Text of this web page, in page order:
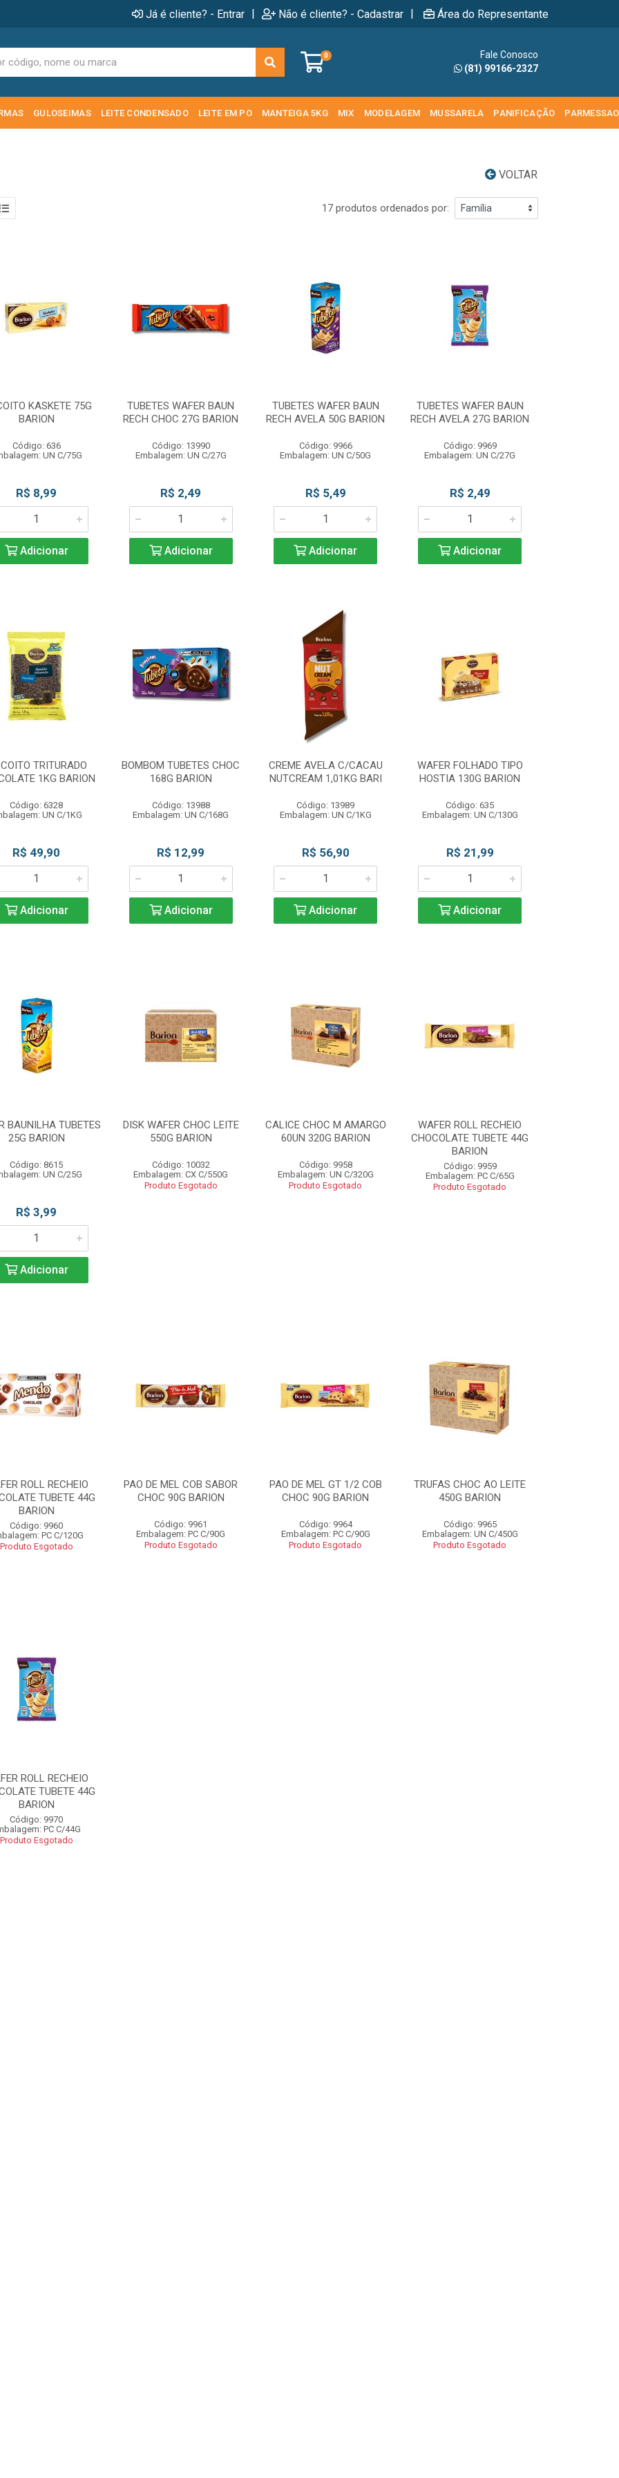
Já é cliente? - Entrar | Não é cliente? - Cadastrar | Área do Representante
0
Fale Conosco
(81) 99166-2327
GULOSEIMAS LEITE CONDENSADO LEITE EM PO MANTEIGA 5KG MIX MODELAGEM MUSSARELA PANIFICAÇÃO PARMESSAO
VOLTAR
17 produtos ordenados por:
KASKETE 75G
BARION
Código: 636
UN C/75G
R$ 8,99
Adicionar
TUBETES WAFER BAUN
RECH CHOC 27G BARION
Código: 13990
Embalagem: UN C/27G
R$ 2,49
Adicionar
TUBETES WAFER BAUN
RECH AVELA 50G BARION
Código: 9966
Embalagem: UN C/50G
R$ 5,49
Adicionar
TUBETES WAFER BAUN
RECH AVELA 27G BARION
Código: 9969
Embalagem: UN C/27G
R$ 2,49
Adicionar
TRITURADO
1KG BARION
Código: 6328
UN C/1KG
R$ 49,90
Adicionar
BOMBOM TUBETES CHOC
168G BARION
Código: 13988
Embalagem: UN C/168G
R$ 12,99
Adicionar
CREME AVELA C/CACAU
NUTCREAM 1,01KG BARI
Código: 13989
Embalagem: UN C/1KG
R$ 56,90
Adicionar
WAFER FOLHADO TIPO
HOSTIA 130G BARION
Código: 635
Embalagem: UN C/130G
R$ 21,99
Adicionar
BAUNILHA TUBETES
25G BARION
Código: 8615
UN C/25G
R$ 3,99
Adicionar
DISK WAFER CHOC LEITE
550G BARION
Código: 10032
Embalagem: CX C/550G
Produto Esgotado
CALICE CHOC M AMARGO
60UN 320G BARION
Código: 9958
Embalagem: UN C/320G
Produto Esgotado
WAFER ROLL RECHEIO
CHOCOLATE TUBETE 44G
BARION
Código: 9959
Embalagem: PC C/65G
Produto Esgotado
ROLL RECHEIO
TUBETE 44G
BARION
Código: 9960
PC C/120G
Produto Esgotado
PAO DE MEL COB SABOR
CHOC 90G BARION
Código: 9961
Embalagem: PC C/90G
Produto Esgotado
PAO DE MEL GT 1/2 COB
CHOC 90G BARION
Código: 9964
Embalagem: PC C/90G
Produto Esgotado
TRUFAS CHOC AO LEITE
450G BARION
Código: 9965
Embalagem: UN C/450G
Produto Esgotado
ROLL RECHEIO
TUBETE 44G
BARION
Código: 9970
PC C/44G
Produto Esgotado